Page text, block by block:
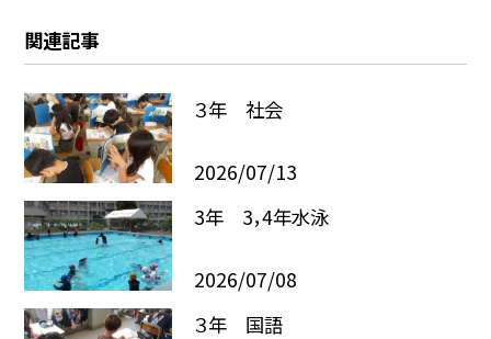
関連記事
３年 社会
2026/07/13
3年 3，4年水泳
2026/07/08
３年 国語